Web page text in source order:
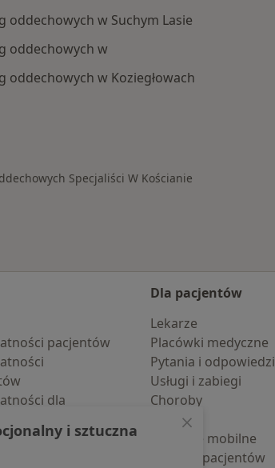
oddechowych w Suchym Lasie
oddechowych w
oddechowych w Koziegłowach
Specjaliści W Kościanie
pacjentów
dla
Dla pacjentów
Lekarze
Placówki medyczne
Pytania i odpowiedzi
Usługi i zabiegi
Choroby
Pomoc
Aplikacje mobilne
Blog dla pacjentów
i sztuczna